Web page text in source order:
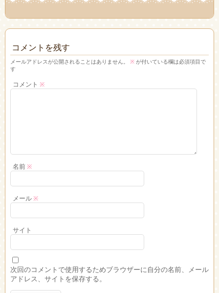
コメントを残す
メールアドレスが公開されることはありません。 ※ が付いている欄は必須項目で
す
コメント ※
名前※
メール※
サイト
次回のコメントで使用するためブラウザーに自分の名前、メール
アドレス、サイトを保存する。